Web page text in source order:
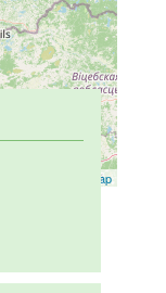
OpenStreetMap